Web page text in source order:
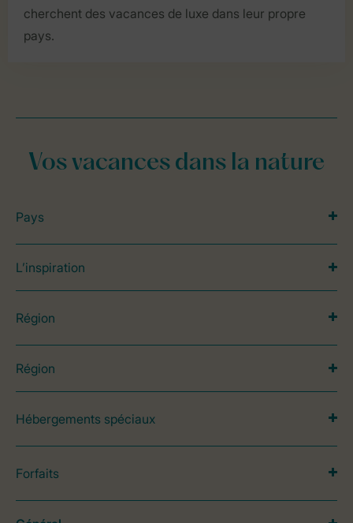
cherchent des vacances de luxe dans leur propre
pays.
Vos vacances dans la nature
Pays
L’inspiration
Région
Région
Hébergements spéciaux
Forfaits